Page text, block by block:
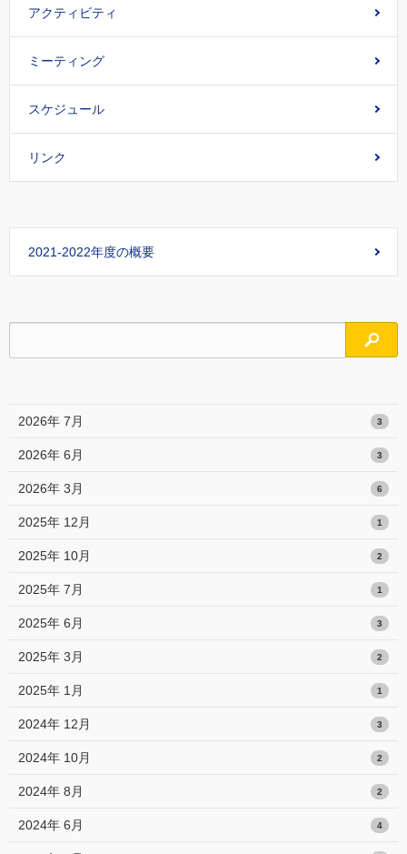
アクティビティ
ミーティング
スケジュール
リンク
2021-2022年度の概要
検索
2026年 7月 3
2026年 6月 3
2026年 3月 6
2025年 12月 1
2025年 10月 2
2025年 7月 1
2025年 6月 3
2025年 3月 2
2025年 1月 1
2024年 12月 3
2024年 10月 2
2024年 8月 2
2024年 6月 4